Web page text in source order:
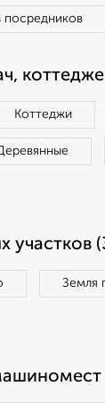
посредников
Коттеджи
участков
Земля